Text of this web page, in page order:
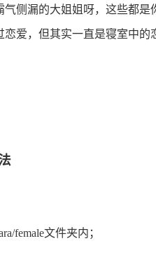
侧漏的大姐姐呀，这些都是
爱，但其实一直是寝室中的
female文件夹内；